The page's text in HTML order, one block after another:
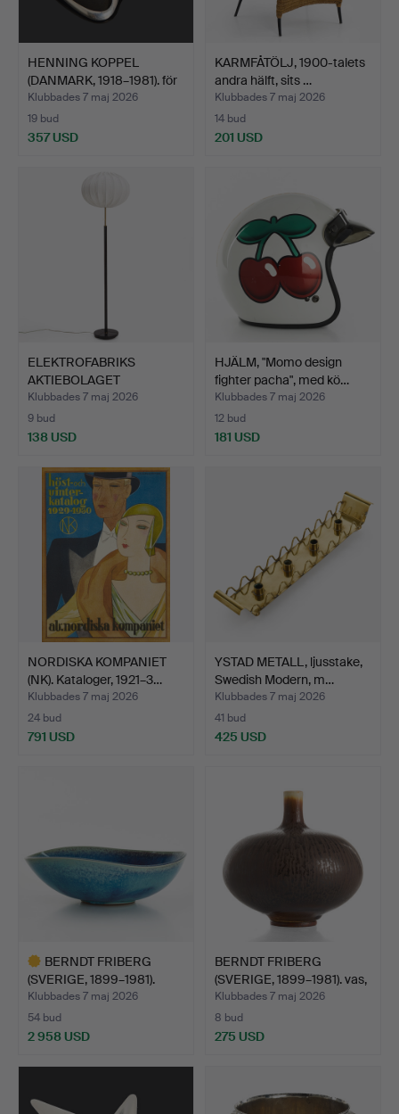
HENNING KOPPEL
(DANMARK, 1918–1981). för
G…
Klubbades 7 maj 2026
19 bud
357 USD
KARMFÅTÖLJ, 1900-talets
andra hälft, sits …
Klubbades 7 maj 2026
14 bud
201 USD
ELEKTROFABRIKS
AKTIEBOLAGET
ESKILSTUNA (EA…
Klubbades 7 maj 2026
9 bud
138 USD
HJÄLM, "Momo design
fighter pacha", med kö…
Klubbades 7 maj 2026
12 bud
181 USD
NORDISKA KOMPANIET
(NK). Kataloger, 1921–3…
Klubbades 7 maj 2026
24 bud
791 USD
YSTAD METALL, ljusstake,
Swedish Modern, m…
Klubbades 7 maj 2026
41 bud
425 USD
BERNDT FRIBERG
(SVERIGE, 1899–1981).
Störr…
Klubbades 7 maj 2026
54 bud
2 958 USD
BERNDT FRIBERG
(SVERIGE, 1899–1981). vas,
…
Klubbades 7 maj 2026
8 bud
275 USD